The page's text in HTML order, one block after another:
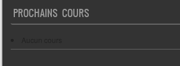
PROCHAINS COURS